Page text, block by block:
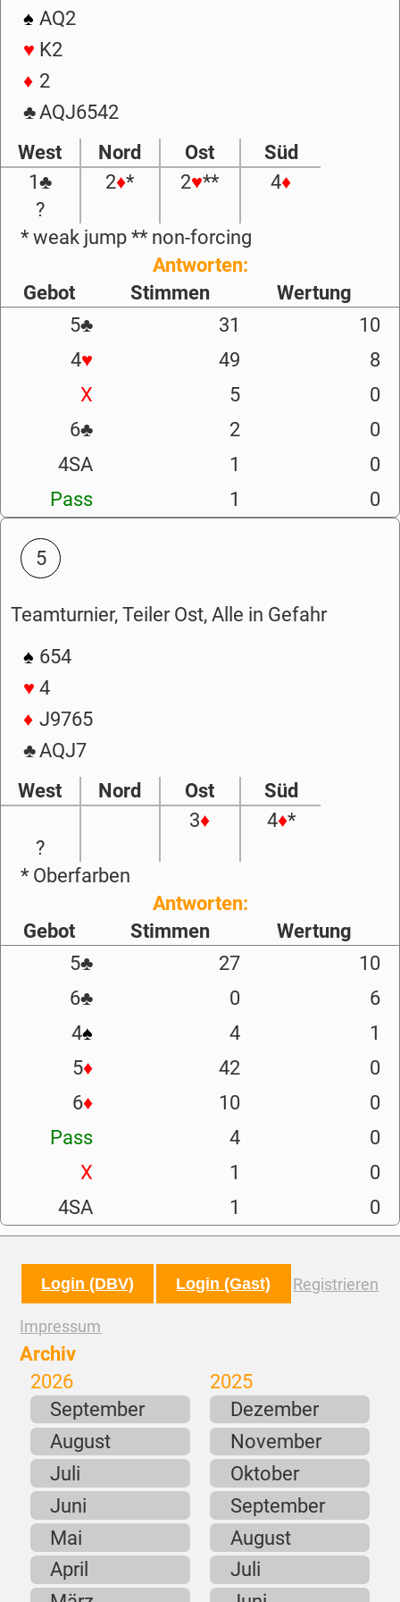
♠ AQ2
♥ K2
♦ 2
♣AQJ6542
West
Nord Ost
Süd
1♣ 2♦* 2♥** 4♦
?
* weak jump ** non-forcing
Antworten:
Gebot
Stimmen
Wertung
5♣ 31
10
4♥ 49
8
X
5
0
6♣ 2
0
4SA
1
0
Pass
1 0
5
Teamturnier, Teiler Ost, Alle in Gefahr
♠ 654
♥ 4
♦ J9765
♣AQJ7
West
Nord Ost
Süd
3♦ 4♦*
?
* Oberfarben
Antworten:
Gebot
Stimmen
Wertung
5♣ 27
10
6♣ 0
6
4♠ 4
1
5♦ 42
0
6♦ 10
0
Pass
4
0
X
1
0
4SA
1 0
Login (DBV) Login (Gast) Registrieren
Impressum
Archiv
2026
September
August
Juli
Juni
Mai
April
2025
Dezember
November
Oktober
September
August
Juli